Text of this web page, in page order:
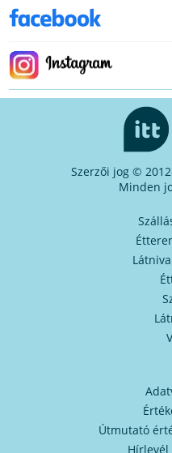
Szerzői jog ©
Minden
Útmutató